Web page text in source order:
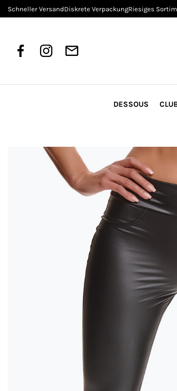
Schneller VersandDiskrete VerpackungRiesiges
DESSOUS